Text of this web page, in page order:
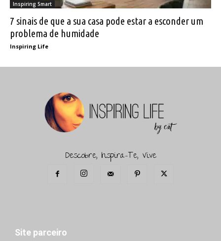
Inspiring Smart
7 sinais de que a sua casa pode estar a esconder um
problema de humidade
Inspiring Life
Descobre, Inspira-Te, Vive
Site parceiro